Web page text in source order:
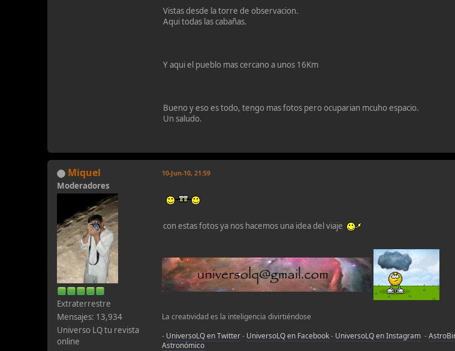
Vistas desde la torre de observacion.
Aqui todas las cabañas.
Y aqui el pueblo mas cercano a unos 16Km
Bueno y eso es todo, tengo mas fotos pero ocuparian mcuho espacio.
Un saludo.
Miquel
Moderadores
Extraterrestre
Mensajes: 13,934
Universo LQ tu revista
online
10-Jun-10, 21:59
con estas fotos ya nos hacemos una idea del viaje
La creatividad es la inteligencia divirtiéndose
- UniversoLQ en Twitter- UniversoLQ en Facebook- UniversoLQ en Instagram -
Astronómico